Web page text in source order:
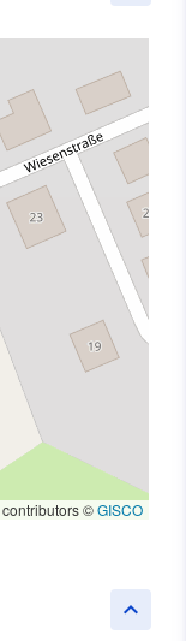
contributors ©GISCO
keyboard_arrow_up